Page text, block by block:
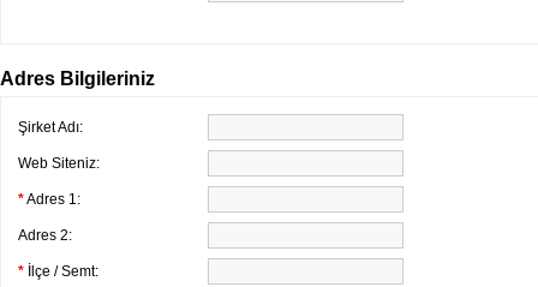
Adres Bilgileriniz
Şirket Adı:
Web Siteniz:
*Adres 1:
Adres 2:
* İlçe / Semt: